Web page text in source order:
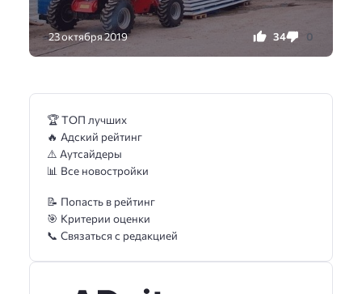
23 октября 2019 34 0
🏆 ТОП лучших
🔥 Адский рейтинг
⚠️ Аутсайдеры
📊 Все новостройки
📝 Попасть в рейтинг
🎯 Критерии оценки
📞 Связаться с редакцией